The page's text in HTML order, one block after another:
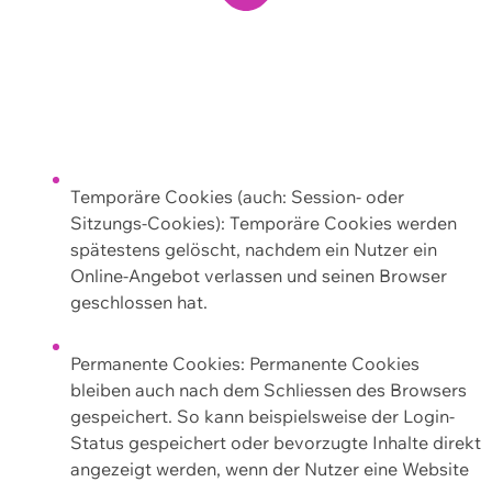
Temporäre Cookies (auch: Session- oder
Sitzungs-Cookies): Temporäre Cookies werden
spätestens gelöscht, nachdem ein Nutzer ein
Online-Angebot verlassen und seinen Browser
geschlossen hat.
Permanente Cookies: Permanente Cookies
bleiben auch nach dem Schliessen des Browsers
gespeichert. So kann beispielsweise der Login-
Status gespeichert oder bevorzugte Inhalte direkt
angezeigt werden, wenn der Nutzer eine Website